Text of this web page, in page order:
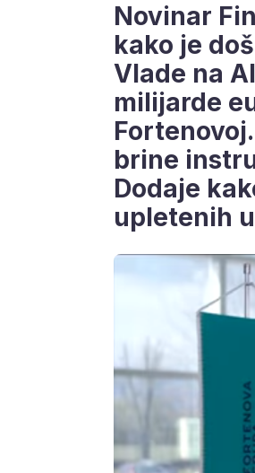
Novinar
kako je
Vlade na
milijarde
brine
Dodaje
upletenih